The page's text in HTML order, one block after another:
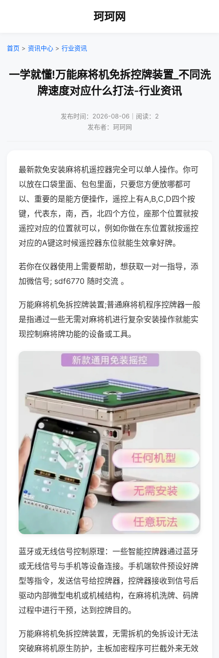
珂珂网
首页 > 资讯中心 > 行业资讯
一学就懂!万能麻将机免拆控牌装置_不同洗
牌速度对应什么打法-行业资讯
发布时间：2026-08-06｜阅读：2
发布者：珂珂网
最新款免安装麻将机遥控器完全可以单人操作。你可
以放在口袋里面、包包里面，只要您方便放哪都可
以、重要的是能方便操作，遥控上有A,B,C,D四个按
键，代表东，南，西，北四个方位，座那个位置就按
遥控对应的位置就可以，例如你做在东位置就按遥控
对应的A键这时候遥控器东位就能生效拿好牌。
若你在仪器使用上需要帮助，想获取一对一指导，添
加微信号; sdf6770 随时交流 。
万能麻将机免拆控牌装置;普通麻将机程序控牌器一般
是指通过一些无需对麻将机进行复杂安装操作就能实
现控制麻将牌功能的设备或工具。
蓝牙或无线信号控制原理：一些智能控牌器通过蓝牙
或无线信号与手机等设备连接。手机端软件预设好牌
型等指令，发送信号给控牌器，控牌器接收到信号后
驱动内部微型电机或机械结构，在麻将机洗牌、码牌
过程中进行干预，达到控牌目的。
万能麻将机免拆控牌装置，无需拆机的免拆设计无法
突破麻将机原生防护，主板加密程序可拦截外来无效